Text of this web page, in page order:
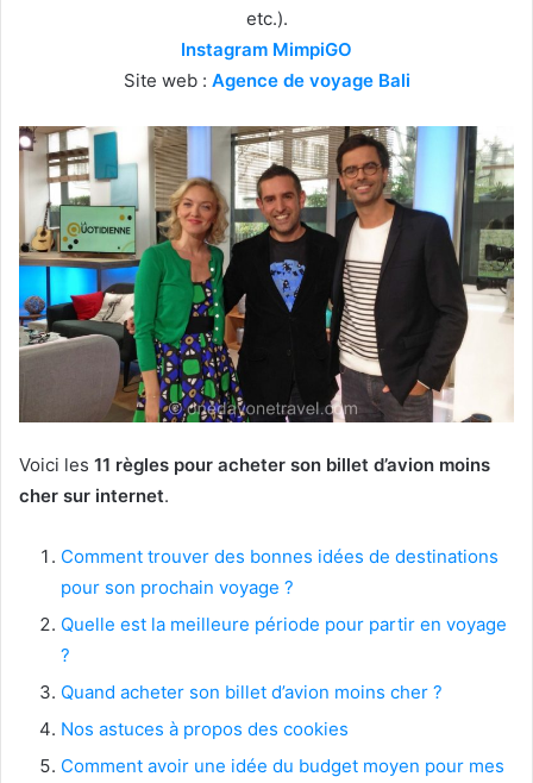
etc.).
Instagram MimpiGO
Site web : Agence de voyage Bali
Voici les 11 règles pour acheter son billet d’avion moins
cher sur internet.
Comment trouver des bonnes idées de destinations
pour son prochain voyage ?
Quelle est la meilleure période pour partir en voyage
?
Quand acheter son billet d’avion moins cher ?
Nos astuces à propos des cookies
Comment avoir une idée du budget moyen pour mes